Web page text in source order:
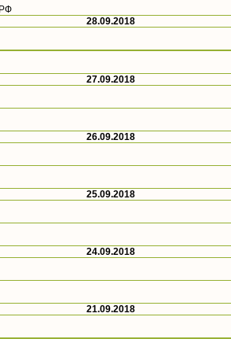
28.09.2018
27.09.2018
26.09.2018
25.09.2018
24.09.2018
21.09.2018